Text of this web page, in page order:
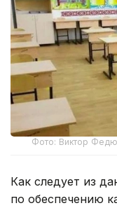
Фото: Виктор
Как следует из
по обеспечению